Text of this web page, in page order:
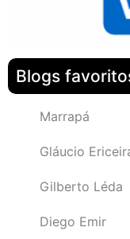
Blogs
Marrapá
Gláucio
Gilberto Léda
Diego Emir